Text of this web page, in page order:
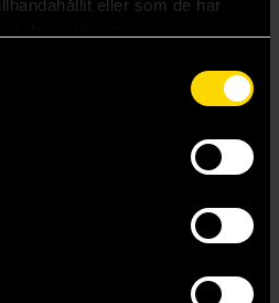
eller som de har